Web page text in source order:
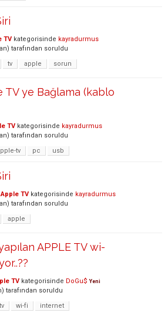
TV kategorisinde kayradurmus
tarafından soruldu
tv apple sorun
TV ye Bağlama (kablo
TV kategorisinde kayradurmus
tarafından soruldu
tv pc usb
Apple TV kategorisinde kayradurmus
tarafından soruldu
apple
APPLE TV wi-
TV kategorisinde DoGu$ Yeni
tarafından soruldu
wi-fi internet